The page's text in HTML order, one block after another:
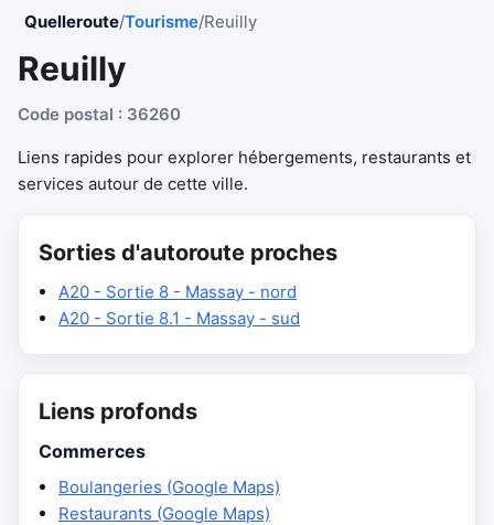
Quelleroute/Tourisme/Reuilly
Reuilly
Code postal : 36260
Liens rapides pour explorer hébergements, restaurants et
services autour de cette ville.
Sorties d'autoroute proches
A20 - Sortie 8 - Massay - nord
A20 - Sortie 8.1 - Massay - sud
Liens profonds
Commerces
Boulangeries (Google Maps)
Restaurants (Google Maps)